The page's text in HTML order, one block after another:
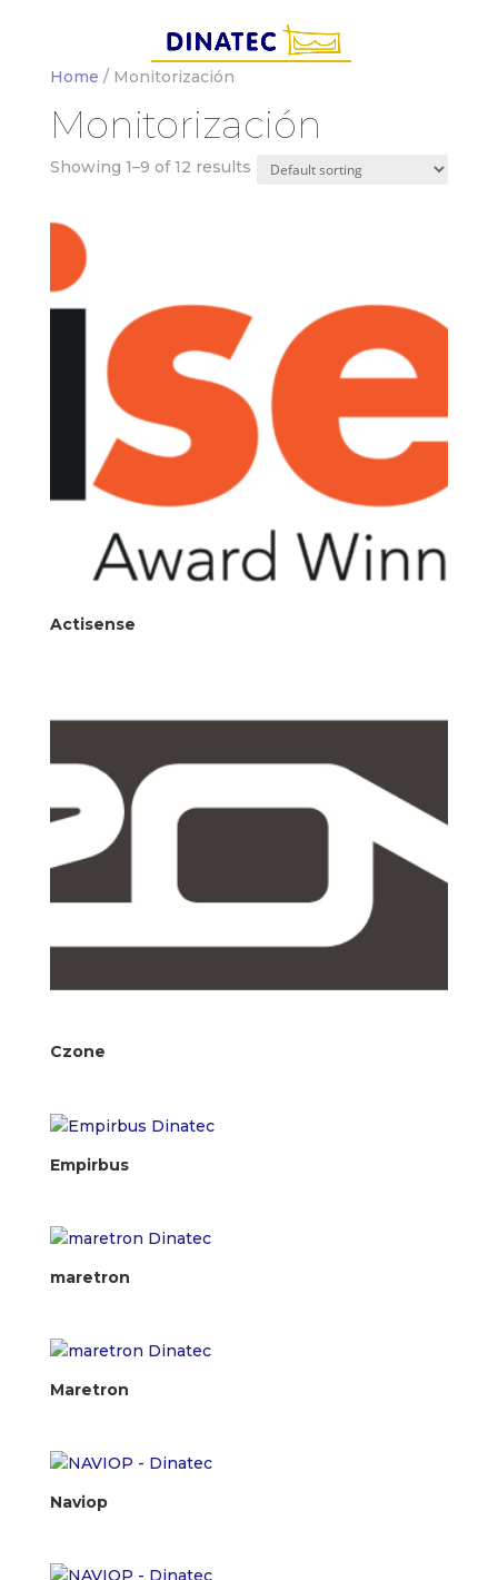
Home / Monitorización
Monitorización
Showing 1–9 of 12 results
Actisense
Czone
Empirbus
maretron
Maretron
Naviop